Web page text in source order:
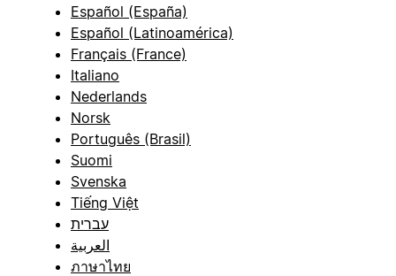
Español (España)
Español (Latinoamérica)
Français (France)
Italiano
Nederlands
Norsk
Português (Brasil)
Suomi
Svenska
Tiếng Việt
עברית
العربية
ภาษาไทย